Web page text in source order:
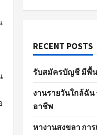
RECENT POSTS
รับสมัครบัญชี มีพื้
งานรายวันใกล้ฉั
อาชีพ
หางานสงขลา กา